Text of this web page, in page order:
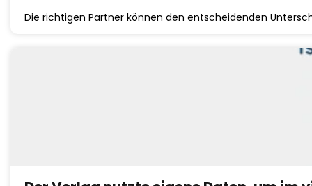
Die richtigen Partner können den entscheidenden